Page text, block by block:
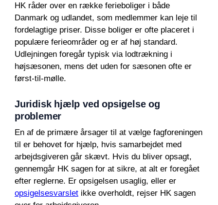
HK råder over en række ferieboliger i både
Danmark og udlandet, som medlemmer kan leje til
fordelagtige priser. Disse boliger er ofte placeret i
populære ferieområder og er af høj standard.
Udlejningen foregår typisk via lodtrækning i
højsæsonen, mens det uden for sæsonen ofte er
først-til-mølle.
Juridisk hjælp ved opsigelse og
problemer
En af de primære årsager til at vælge fagforeningen
til er behovet for hjælp, hvis samarbejdet med
arbejdsgiveren går skævt. Hvis du bliver opsagt,
gennemgår HK sagen for at sikre, at alt er foregået
efter reglerne. Er opsigelsen usaglig, eller er
opsigelsesvarslet ikke overholdt, rejser HK sagen